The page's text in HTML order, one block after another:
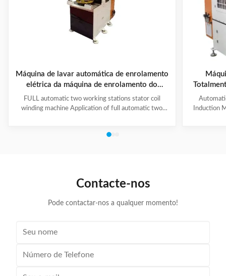
Máquina de lavar automática de enrolamento
elétrica da máquina de enrolamento do
estator do motor 2 cabeças/
FULL automatic two working stations stator coil
winding machine Application of full automatic two
poles, 4 poles and 6poles coils winding. 1. Main
Winding speed ≤2500RPM Max stator OD 160mm
Polos
Induction
Contacte-nos
Pode contactar-nos a qualquer momento!